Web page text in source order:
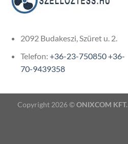
2092 Budakeszi, Szüret u. 2.
Telefon: +36-23-750850+36-
70-9439358
Copyright 2026 ©ONIXCOM KFT.